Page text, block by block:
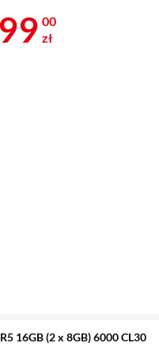
2 499 zł
00
zł
16GB (2 x 8GB) 6000 CL30